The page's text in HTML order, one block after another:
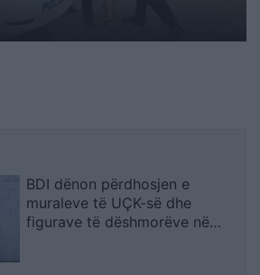
BDI dënon përdhosjen e
muraleve të UÇK-së dhe
figurave të dëshmorëve në